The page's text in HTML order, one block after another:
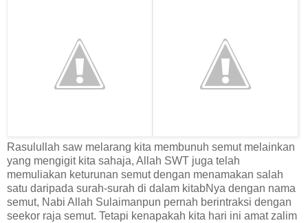
Rasulullah saw melarang kita membunuh semut melainkan
yang mengigit kita sahaja, Allah SWT juga telah
memuliakan keturunan semut dengan menamakan salah
satu daripada surah-surah di dalam kitabNya dengan nama
semut, Nabi Allah Sulaimanpun pernah berintraksi dengan
seekor raja semut. Tetapi kenapakah kita hari ini amat zalim